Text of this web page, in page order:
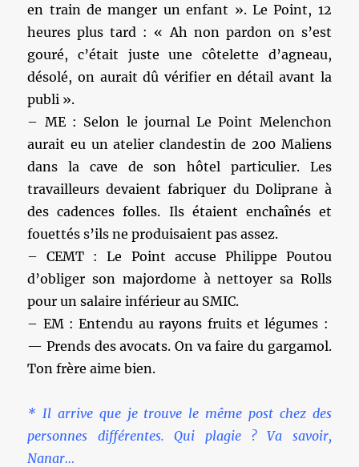
en train de manger un enfant ». Le Point, 12
heures plus tard : « Ah non pardon on s’est
gouré, c’était juste une côtelette d’agneau,
désolé, on aurait dû vérifier en détail avant la
publi ».
– ME : Selon le journal Le Point Melenchon
aurait eu un atelier clandestin de 200 Maliens
dans la cave de son hôtel particulier. Les
travailleurs devaient fabriquer du Doliprane à
des cadences folles. Ils étaient enchaînés et
fouettés s’ils ne produisaient pas assez.
– CEMT : Le Point accuse Philippe Poutou
d’obliger son majordome à nettoyer sa Rolls
pour un salaire inférieur au SMIC.
– EM : Entendu au rayons fruits et légumes :
— Prends des avocats. On va faire du gargamol.
Ton frère aime bien.
* Il arrive que je trouve le même post chez des
personnes différentes. Qui plagie ? Va savoir,
Nanar…